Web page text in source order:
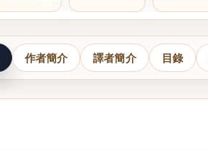
作者簡介 譯者簡介 目錄